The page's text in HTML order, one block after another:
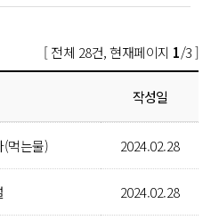
[ 전체 28건, 현재페이지 1/3 ]
작성일
(먹는물) 2024.02.28
2024.02.28